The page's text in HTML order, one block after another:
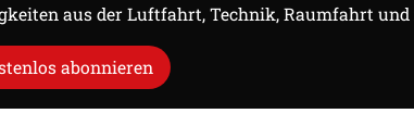
aus der Luftfahrt, Technik, Raumfahrt
abonnieren